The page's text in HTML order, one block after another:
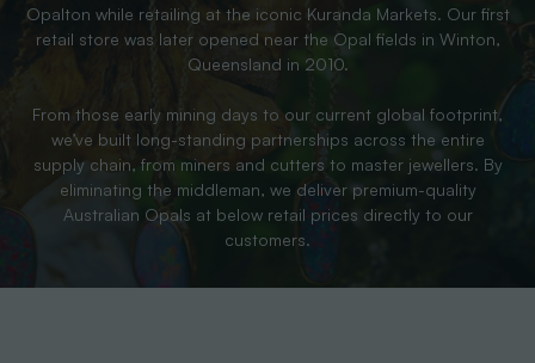
Opalton while retailing at the iconic Kuranda Markets. Our first
retail store was later opened near the Opal fields in Winton,
Queensland in 2010.
From those early mining days to our current global footprint,
we’ve built long-standing partnerships across the entire
supply chain, from miners and cutters to master jewellers. By
eliminating the middleman, we deliver premium-quality
Australian Opals at below retail prices directly to our
customers.